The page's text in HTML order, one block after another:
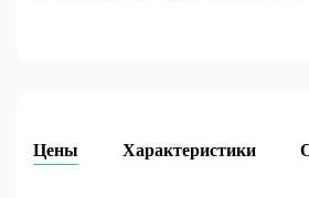
Цены Характеристики